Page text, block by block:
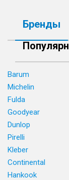
Бренды
Barum
Michelin
Fulda
Goodyear
Dunlop
Pirelli
Kleber
Continental
Hankook